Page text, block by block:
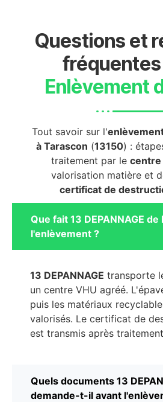
Questions et
fréquentes
Enlèvement
Tout savoir sur l'
à Tarascon (13150) :
traitement par lecentre
valorisation matière et
certificat de
Que fait 13 DEPANNAGE
l'enlèvement ?
13 DEPANNAGE transporte
un centre VHU agréé.
puis les matériaux
valorisés. Le certificat de
est transmis après
Quels documents 13
demande-t-il avant